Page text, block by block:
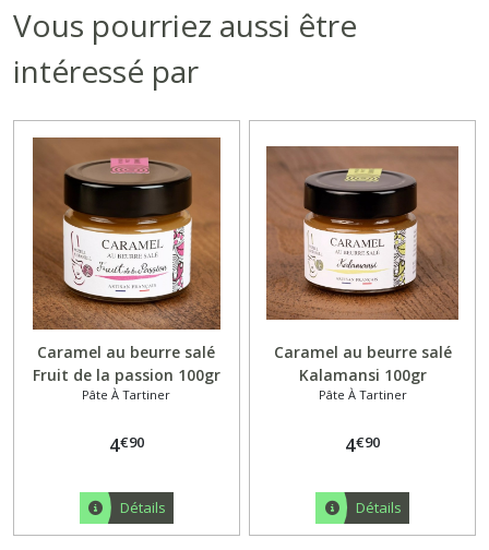
Vous pourriez aussi être
intéressé par
Caramel au beurre salé
Fruit de la passion 100gr
Pâte À Tartiner
4€90
Détails
Caramel au beurre salé
Kalamansi 100gr
Pâte À Tartiner
4€90
Détails